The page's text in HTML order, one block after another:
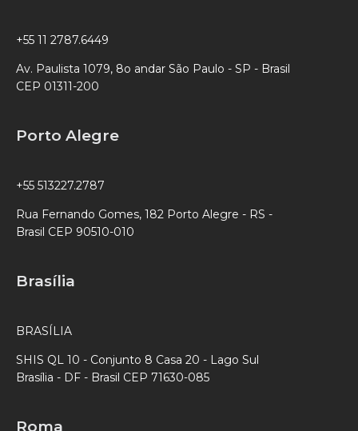
+55 11 2787.6449
Av. Paulista 1079, 8o andar São Paulo - SP - Brasil
CEP 01311-200
Porto Alegre
+55 513227.2787
Rua Fernando Gomes, 182 Porto Alegre - RS -
Brasil CEP 90510-010
Brasília
BRASÍLIA
SHIS QL 10 - Conjunto 8 Casa 20 - Lago Sul
Brasília - DF - Brasil CEP 71630-085
Roma